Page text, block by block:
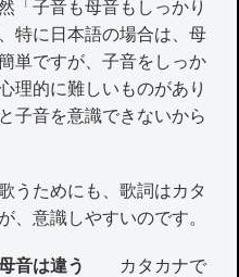
「子音も母音もしっかり
特に日本語の場合は、母
単ですが、子音をしっか
理的に難しいものがあり
子音を意識できないから
うためにも、歌詞はカタ
、意識しやすいのです。
音は違う
カタカナで